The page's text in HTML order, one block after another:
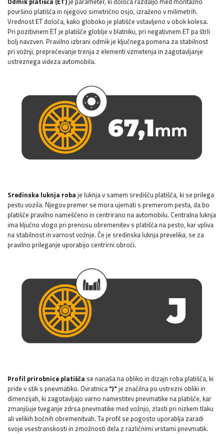
površino platišča in njegovo simetrično osjo, izraženo v milimetrih.
Vrednost ET določa, kako globoko je platišče vstavljeno v obok kolesa.
Pri pozitivnem ET je platišče globlje v blatniku, pri negativnem ET pa štrli
bolj navzven. Pravilno izbrani odmik je ključnega pomena za stabilnost
pri vožnji, preprečevanje trenja z elementi vzmetenja in zagotavljanje
ustreznega videza avtomobila.
Sredinska luknja robaje luknja v samem središču platišča, ki se prilega
pestu vozila. Njegov premer se mora ujemati s premerom pesta, da bo
platišče pravilno nameščeno in centrirano na avtomobilu. Centralna luknja
ima ključno vlogo pri prenosu obremenitev s platišča na pesto, kar vpliva
na stabilnost in varnost vožnje. Če je sredinska luknja prevelika, se za
pravilno prileganje uporabijo centrirni obroči.
Profil prirobnice platišča se nanaša na obliko in dizajn roba platišča, ki
pride v stik s pnevmatiko. Ovratnica "J" je značilna po ustrezni obliki in
dimenzijah, ki zagotavljajo varno namestitev pnevmatike na platišče, kar
zmanjšuje tveganje zdrsa pnevmatike med vožnjo, zlasti pri nizkem tlaku
ali velikih bočnih obremenitvah. Ta profil se pogosto uporablja zaradi
svoje vsestranskosti in zmožnosti dela z različnimi vrstami pnevmatik.